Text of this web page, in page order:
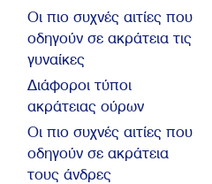
Οι πιο συχνές αιτίες που
οδηγούν σε ακράτεια τις
γυναίκες
Διάφοροι τύποι
ακράτειας ούρων
Οι πιο συχνές αιτίες που
οδηγούν σε ακράτεια
τους άνδρες